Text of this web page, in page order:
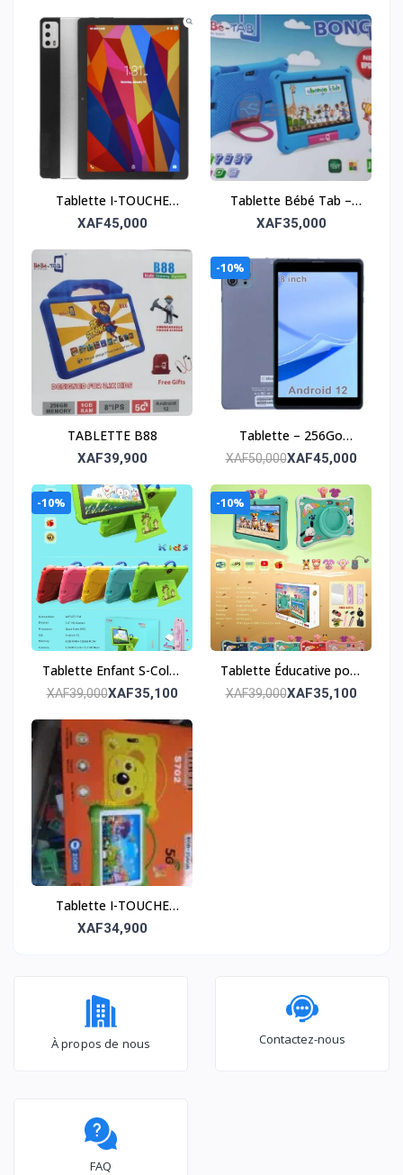
Tablette I-TOUCHE
X719 – Puissante et
XAF45,000
Tablette Bébé Tab –
128 Go de stockage, 6
XAF35,000
TABLETTE B88
XAF39,900
-10%
Tablette – 256Go
Mémoire, 8Go RAM
XAF50,000XAF45,000
-10%
Tablette Enfant S-Color
S600 – 6Go + 128Go
XAF39,000XAF35,100
-10%
Tablette Éducative pour
Enfants 6Go_Ram_256G
XAF39,000XAF35,100
Tablette I-TOUCHE
S702 250GB 8GBRAM
XAF34,900
À propos de nous Contactez-nous
FAQ